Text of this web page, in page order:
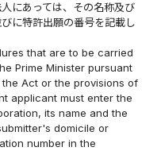
にあっては、その名称及び
に特許出願の番号を記載し
that are to be carried
Prime Minister pursuant
Act or the provisions of
applicant must enter the
its name and the
domicile or
number in the